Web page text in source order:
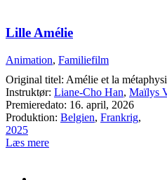
Lille Amélie
Animation, Familiefilm
Original titel: Amélie et la
Instruktør: Liane-Cho Han, Maïlys
Premieredato: 16. april, 2026
Produktion: Belgien, Frankrig,
2025
Læs mere